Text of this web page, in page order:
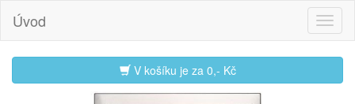
Úvod
V košíku je za 0,- Kč